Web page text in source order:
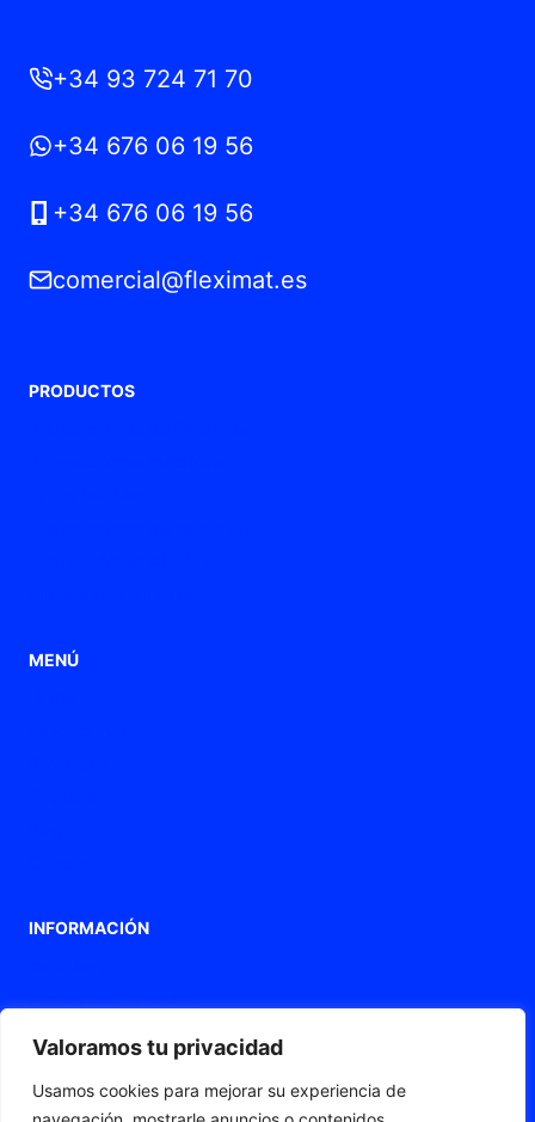
Valoramos tu privacidad
Usamos cookies para mejorar su experiencia de
+34 93 724 71 70
+34 676 06 19 56
+34 676 06 19 56
comercial@fleximat.es
PRODUCTOS
MENÚ
INFORMACIÓN
Declaración de accesibilidad
Mapa web